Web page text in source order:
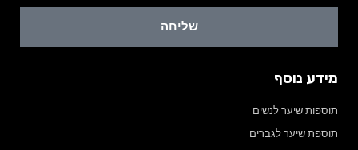
שליחה
מידע נוסף
תוספות שיער לנשים
תוספת שיער לגברים